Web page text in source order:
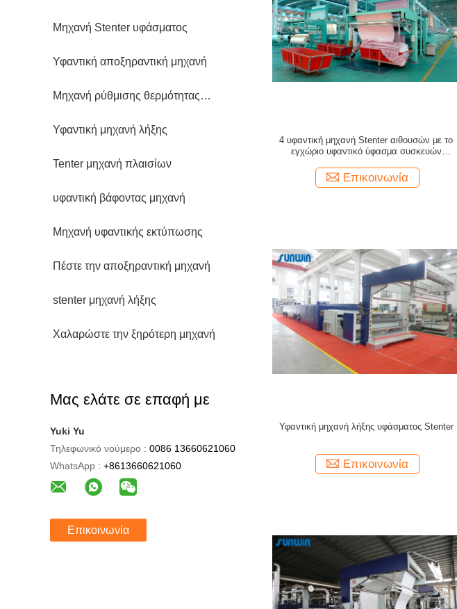
Μηχανή Stenter υφάσματος
Υφαντική αποξηραντική μηχανή
Μηχανή ρύθμισης θερμότητας
Υφαντική μηχανή λήξης
Tenter μηχανή πλαισίων
υφαντική βάφοντας μηχανή
Μηχανή υφαντικής εκτύπωσης
Πέστε την αποξηραντική μηχανή
stenter μηχανή λήξης
Χαλαρώστε την ξηρότερη μηχανή
Μας ελάτε σε επαφή με
Yuki Yu
Τηλεφωνικό νούμερο : 0086 13660621060
WhatsApp : +8613660621060
Επικοινωνία
4 υφαντική μηχανή Stenter αιθουσών με το
εγχώριο υφαντικό ύφασμα συσκευών
Επικοινωνία
Υφαντική μηχανή λήξης υφάσματος Stenter
Επικοινωνία